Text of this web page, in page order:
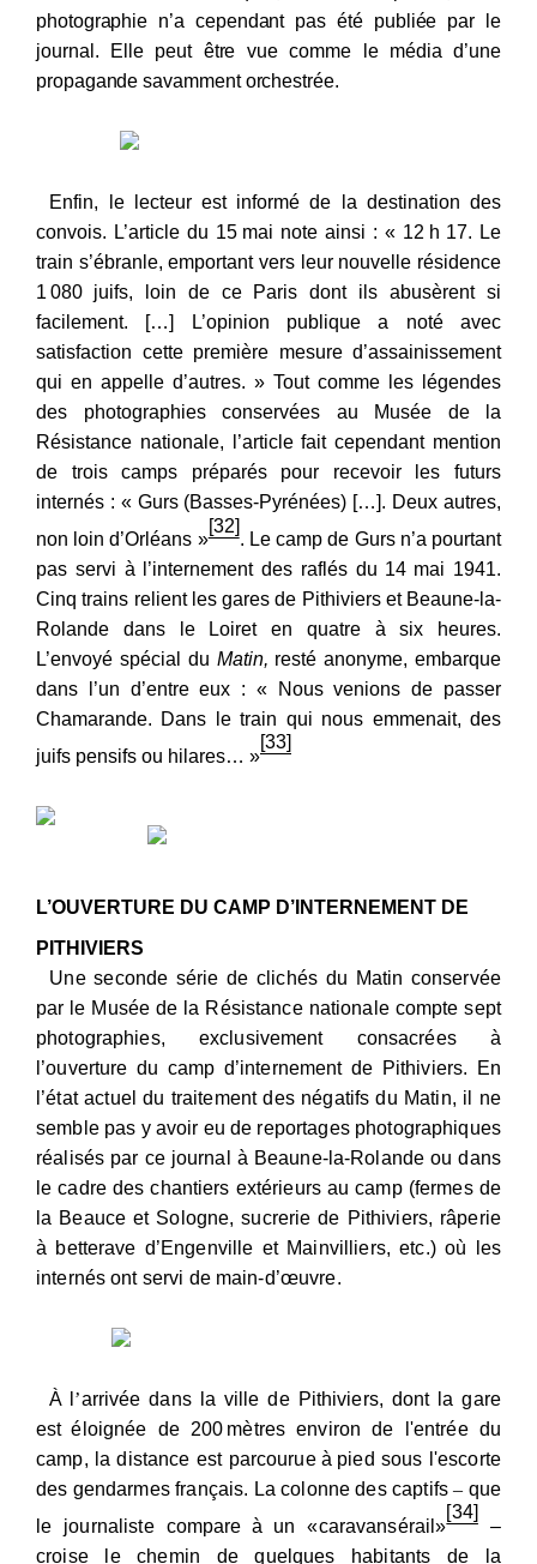
photographie n’a cependant pas été publiée par le
journal. Elle peut être vue comme le média d’une
propagande savamment orchestrée.
Enfin, le lecteur est informé de la destination des
convois. L’article du 15 mai note ainsi : « 12 h 17. Le
train s’ébranle, emportant vers leur nouvelle résidence
1 080 juifs, loin de ce Paris dont ils abusèrent si
facilement. […] L’opinion publique a noté avec
satisfaction cette première mesure d’assainissement
qui en appelle d’autres. » Tout comme les légendes
des photographies conservées au Musée de la
Résistance nationale, l’article fait cependant mention
de trois camps préparés pour recevoir les futurs
internés : « Gurs (Basses-Pyrénées) […]. Deux autres,
non loin d’Orléans »
[32]
. Le camp de Gurs n’a pourtant
pas servi à l’internement des raflés du 14 mai 1941.
Cinq trains relient les gares de Pithiviers et Beaune-la-
Rolande dans le Loiret en quatre à six heures.
L’envoyé spécial du Matin, resté anonyme, embarque
dans l’un d’entre eux : « Nous venions de passer
Chamarande. Dans le train qui nous emmenait, des
juifs pensifs ou hilares… »
[33]
L’OUVERTURE DU CAMP D’INTERNEMENT DE
PITHIVIERS
Une seconde série de clichés du Matin conservée
par le Musée de la Résistance nationale compte sept
photographies, exclusivement consacrées à
l’ouverture du camp d’internement de Pithiviers. En
l’état actuel du traitement des négatifs du Matin, il ne
semble pas y avoir eu de reportages photographiques
réalisés par ce journal à Beaune-la-Rolande ou dans
le cadre des chantiers extérieurs au camp (fermes de
la Beauce et Sologne, sucrerie de Pithiviers, râperie
à betterave d’Engenville et Mainvilliers, etc.) où les
internés ont servi de main-d’œuvre.
À ’arrivée dans la ville de Pithiviers, dont la gare
est éloignée de 200 mètres environ de l'entrée du
camp, la distance est parcourue à pied sous l'escorte
des gendarmes français. La colonne des captifs– que
le journaliste compare à un«caravansérail»
[34]
–
croise le chemin de quelques habitants de la